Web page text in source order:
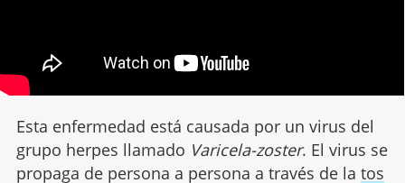
Esta enfermedad está causada por un virus del
grupo herpes llamado Varicela-zoster. El virus se
propaga de persona a persona a través de la tos